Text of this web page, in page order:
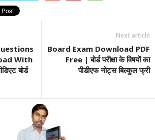
With
बोर्ड
Next article
Board Exam Download PDF
Free | बोर्ड परीक्षा के विषयों का
पीडीएफ नोट्स बिल्कुल फ्री